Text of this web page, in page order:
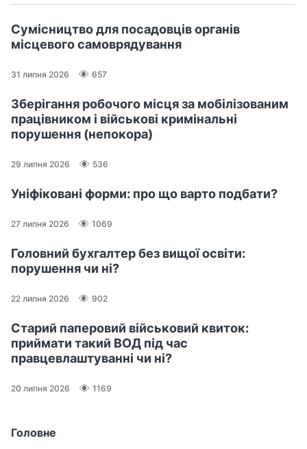
Головне
Сумісництво для посадовців органів
місцевого самоврядування
31 липня 2026 657
Зберігання робочого місця за мобілізованим
працівником і військові кримінальні
порушення (непокора)
29 липня 2026 536
Уніфіковані форми: про що варто подбати?
27 липня 2026 1069
Головний бухгалтер без вищої освіти:
порушення чи ні?
22 липня 2026 902
Старий паперовий військовий квиток:
приймати такий ВОД під час
правцевлаштуванні чи ні?
20 липня 2026 1169